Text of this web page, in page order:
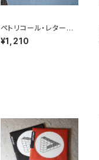
ペトリコール・レター｜
Petrichor Letter | 活
版印刷
¥1,210